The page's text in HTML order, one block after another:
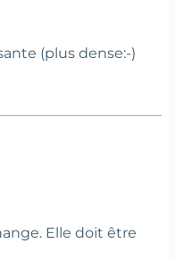
(plus dense:-)
Elle doit être